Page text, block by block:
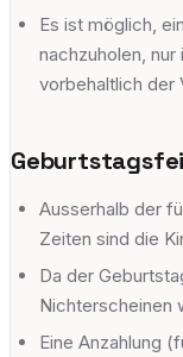
Es ist möglich,
nachzuholen,
vorbehaltlich der
Ausserhalb der
Zeiten sind die
Da der
Nichterscheinen
Eine Anzahlung